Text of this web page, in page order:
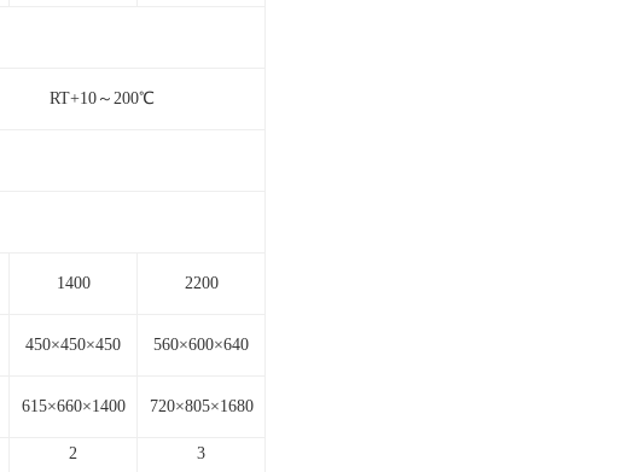
RT+10～200℃
1400 2200
450×450×450 560×600×640
615×660×1400 720×805×1680
2
3